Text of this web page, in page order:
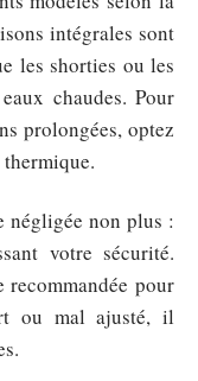
intégrales sont
les shorties ou les
chaudes. Pour
prolongées, optez
négligée non plus :
votre sécurité.
pour
ou mal ajusté, il